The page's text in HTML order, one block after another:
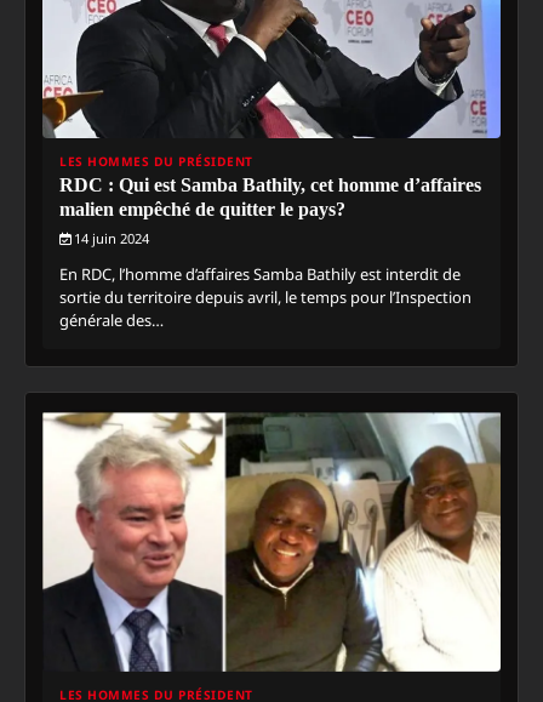
LES HOMMES DU PRÉSIDENT
RDC : Qui est Samba Bathily, cet homme d’affaires
malien empêché de quitter le pays?
14 juin 2024
En RDC, l’homme d’affaires Samba Bathily est interdit de
sortie du territoire depuis avril, le temps pour l’Inspection
générale des…
LES HOMMES DU PRÉSIDENT